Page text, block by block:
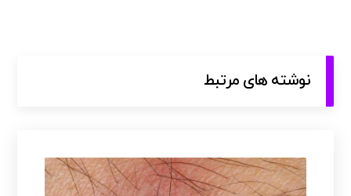
نوشته های مرتبط